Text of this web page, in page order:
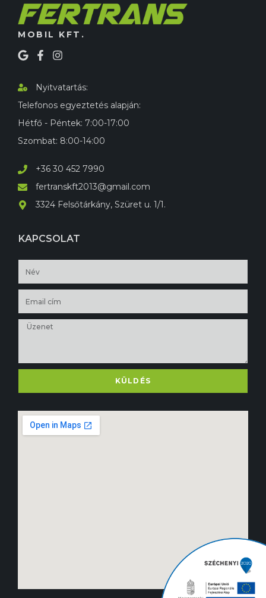
MOBIL KFT.
Nyitvatartás:
Telefonos egyeztetés alapján:
Hétfő - Péntek: 7:00-17:00
Szombat: 8:00-14:00
+36 30 452 7990
fertranskft2013@gmail.com
3324 Felsőtárkány, Szüret u. 1/1.
KAPCSOLAT
KÜLDÉS